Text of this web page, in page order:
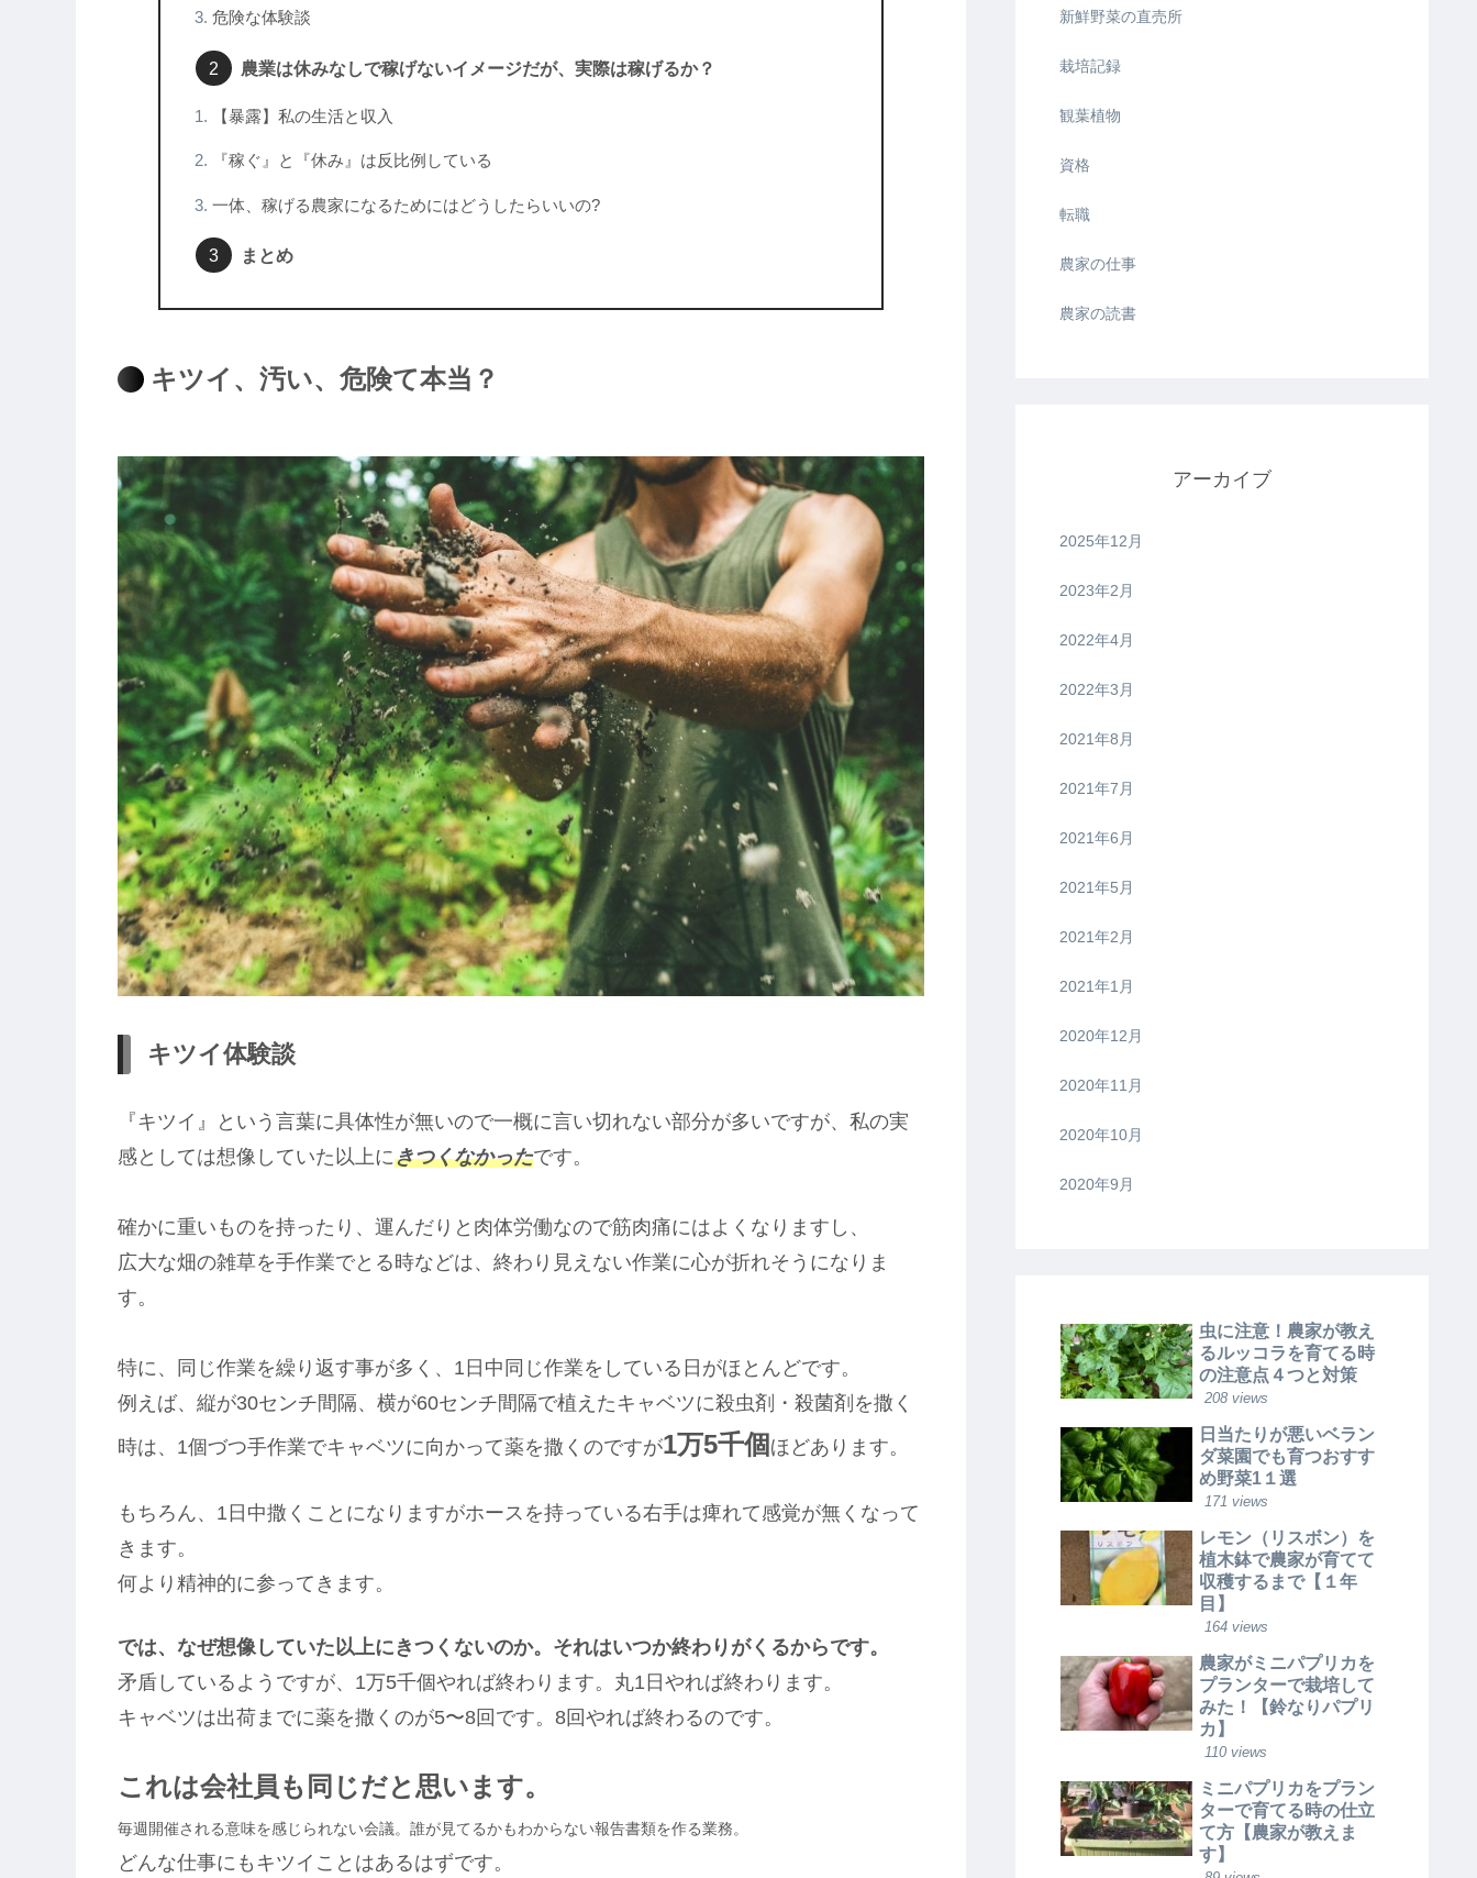
危険な体験談
農業は休みなしで稼げないイメージだが、実際は稼げるか？
【暴露】私の生活と収入
『稼ぐ』と『休み』は反比例している
一体、稼げる農家になるためにはどうしたらいいの?
まとめ
キツイ、汚い、危険て本当？
キツイ体験談
『キツイ』という言葉に具体性が無いので一概に言い切れない部分が多いですが、私の実
感としては想像していた以上にきつくなかったです。
確かに重いものを持ったり、運んだりと肉体労働なので筋肉痛にはよくなりますし、
広大な畑の雑草を手作業でとる時などは、終わり見えない作業に心が折れそうになりま
す。
特に、同じ作業を繰り返す事が多く、1日中同じ作業をしている日がほとんどです。
例えば、縦が30センチ間隔、横が60センチ間隔で植えたキャベツに殺虫剤・殺菌剤を撒く
時は、1個づつ手作業でキャベツに向かって薬を撒くのですが1万5千個 ほどあります。
もちろん、1日中撒くことになりますがホースを持っている右手は痺れて感覚が無くなって
きます。
何より精神的に参ってきます。
では、なぜ想像していた以上にきつくないのか。それはいつか終わりがくるからです。
矛盾しているようですが、1万5千個やれば終わります。丸1日やれば終わります。
キャベツは出荷までに薬を撒くのが5〜8回です。8回やれば終わるのです。
これは会社員も同じだと思います。
毎週開催される意味を感じられない会議。誰が見てるかもわからない報告書類を作る業務。
どんな仕事にもキツイことはあるはずです。
新鮮野菜の直売所
栽培記録
観葉植物
資格
転職
農家の仕事
農家の読書
アーカイブ
2025年12月
2023年2月
2022年4月
2022年3月
2021年8月
2021年7月
2021年6月
2021年5月
2021年2月
2021年1月
2020年12月
2020年11月
2020年10月
2020年9月
虫に注意！農家が教え
るルッコラを育てる時
の注意点４つと対策
208 views
日当たりが悪いベラン
ダ菜園でも育つおすす
め野菜1１選
171 views
レモン（リスボン）を
植木鉢で農家が育てて
収穫するまで【１年
目】
164 views
農家がミニパプリカを
プランターで栽培して
みた！【鈴なりパプリ
カ】
110 views
ミニパプリカをプラン
ターで育てる時の仕立
て方【農家が教えま
す】